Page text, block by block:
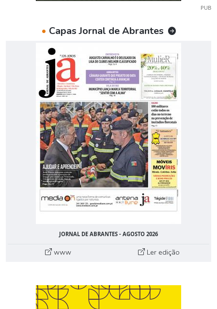
PUB
• Capas Jornal de Abrantes
JORNAL DE ABRANTES - AGOSTO 2026
www Ler edição